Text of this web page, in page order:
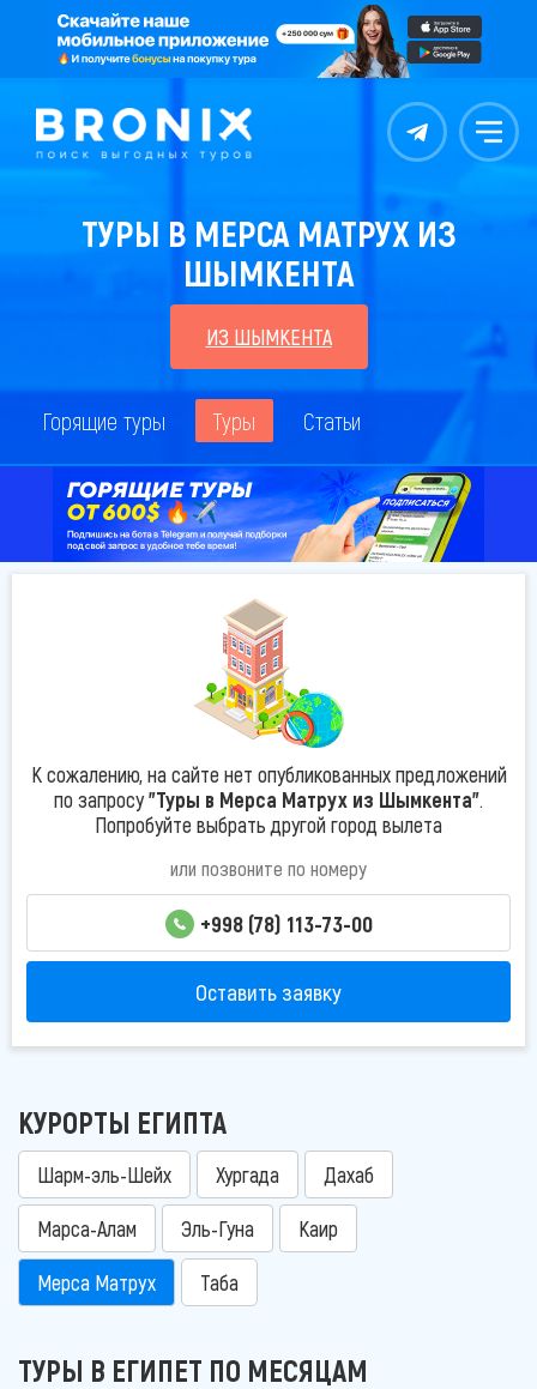
Контакты Меню
ТУРЫ В МЕРСА МАТРУХ ИЗ
ШЫМКЕНТА
ИЗ ШЫМКЕНТА
Горящие туры Туры Статьи
К сожалению, на сайте нет опубликованных предложений
по запросу"Туры в Мерса Матрух из Шымкента".
Попробуйте выбрать другой город вылета
или позвоните по номеру
+998 (78) 113-73-00
Оставить заявку
КУРОРТЫ ЕГИПТА
Шарм-эль-Шейх Хургада Дахаб
Марса-Алам Эль-Гуна Каир
Мерса Матрух Таба
ТУРЫ В ЕГИПЕТ ПО МЕСЯЦАМ